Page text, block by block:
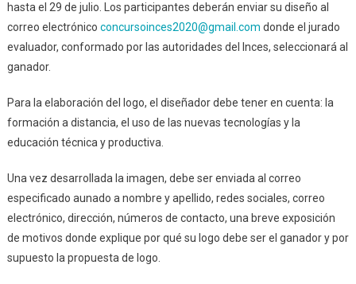
hasta el 29 de julio. Los participantes deberán enviar su diseño al
correo electrónico concursoinces2020@gmail.com donde el jurado
evaluador, conformado por las autoridades del Inces, seleccionará al
ganador.
Para la elaboración del logo, el diseñador debe tener en cuenta: la
formación a distancia, el uso de las nuevas tecnologías y la
educación técnica y productiva.
Una vez desarrollada la imagen, debe ser enviada al correo
especificado aunado a nombre y apellido, redes sociales, correo
electrónico, dirección, números de contacto, una breve exposición
de motivos donde explique por qué su logo debe ser el ganador y por
supuesto la propuesta de logo.